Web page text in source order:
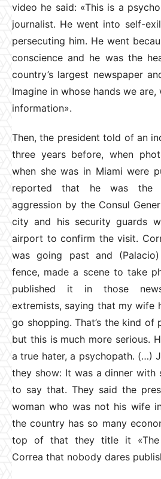
video he said: «This is a
journalist. He went into self-
persecuting him. He went
conscience and he was the
country’s largest newspaper
Imagine in whose hands we
information».
Then, the president told of an
three years before, when
when she was in Miami were
reported that he was the
aggression by the Consul
city and his security guards
airport to confirm the visit.
was going past and
fence, made a scene to take
published it in those
extremists, saying that my wife
go shopping. That’s the kind of
but this is much more serious.
a true hater, a psychopath. (…)
they show: It was a dinner with
to say that. They said the
woman who was not his wife
the country has so many
top of that they title it «The
Correa that nobody dares